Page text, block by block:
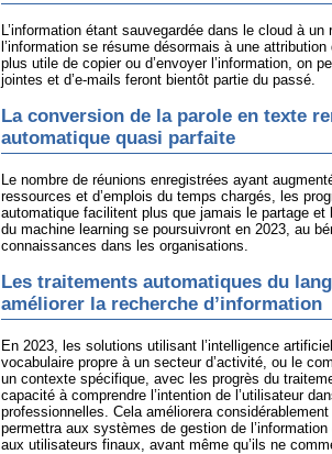
L’information étant sauvegardée dans le cloud à
l’information se résume désormais à une attribution
plus utile de copier ou d’envoyer l’information, on
jointes et d’e-mails feront bientôt partie du passé.
La conversion de la parole en texte
automatique quasi parfaite
Le nombre de réunions enregistrées ayant
ressources et d’emplois du temps chargés, les
automatique facilitent plus que jamais le partage et
du machine learning se poursuivront en 2023, au
connaissances dans les organisations.
Les traitements automatiques du
améliorer la recherche d’information
En 2023, les solutions utilisant l’intelligence
vocabulaire propre à un secteur d’activité, ou le
un contexte spécifique, avec les progrès du
capacité à comprendre l’intention de l’utilisateur
professionnelles. Cela améliorera
permettra aux systèmes de gestion de
aux utilisateurs finaux, avant même qu’ils ne